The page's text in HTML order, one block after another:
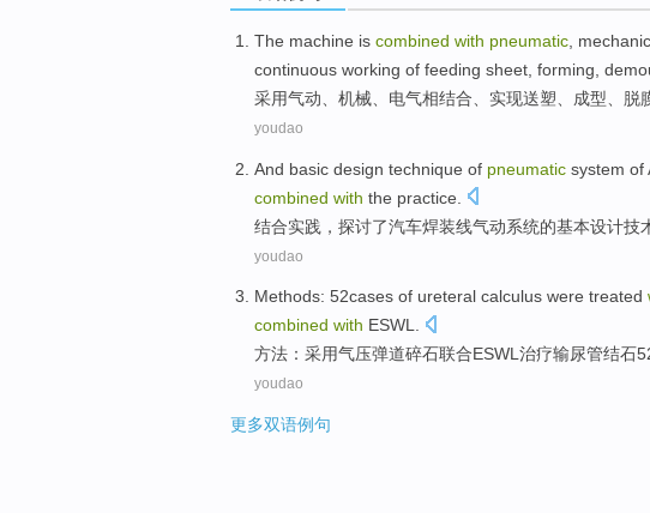
The machine is combined with pneumatic ,
continuous working of feeding sheet, forming ,
采用气动
机械 、电气相结合、 实现送塑、 成型 、脱
youdao
And basic design technique of pneumatic system of
combined with the practice
结合实践 ， 探讨了汽车焊装线气动系统的基本设计技
youdao
Methods: 52cases of ureteral calculus were treated
combined with ESWL.
方法 ： 采用气压弹道碎石联合ESWL治疗输尿管结石
youdao
更多双语例句